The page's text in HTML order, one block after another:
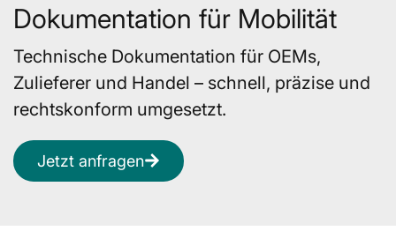
Dokumentation für Mobilität
Technische Dokumentation für OEMs,
Zulieferer und Handel – schnell, präzise und
rechtskonform umgesetzt.
Jetzt anfragen